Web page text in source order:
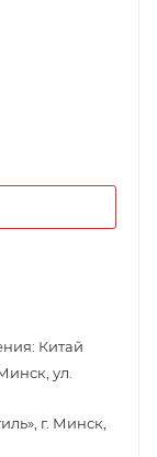
Китай
ул.
г. Минск,